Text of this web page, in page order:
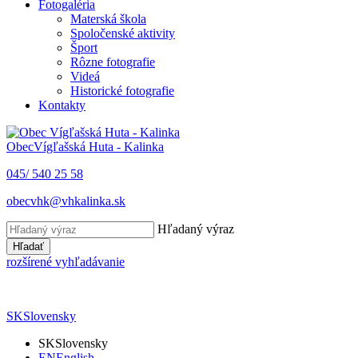
Fotogaléria
Materská škola
Spoločenské aktivity
Šport
Rôzne fotografie
Videá
Historické fotografie
Kontakty
ObecVígľašská Huta - Kalinka
045/ 540 25 58
obecvhk@vhkalinka.sk
Hľadaný výraz
Hľadať
rozšírené vyhľadávanie
SKSlovensky
SKSlovensky